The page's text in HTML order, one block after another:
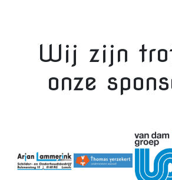
Wij zijn
onze